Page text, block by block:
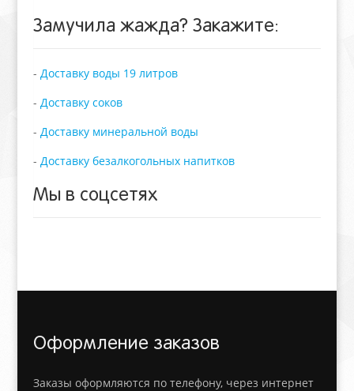
Замучила жажда?Закажите:
-Доставку воды 19 литров
-Доставку соков
-Доставку минеральной воды
-Доставку безалкогольных напитков
Мы в соцсетях
Оформление заказов
Заказы оформляются по телефону, через интернет